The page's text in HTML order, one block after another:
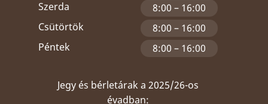
Szerda
8:00 – 16:00
Csütörtök
8:00 – 16:00
Péntek
8:00 – 16:00
Jegy és bérletárak a 2025/26-os
évadban: